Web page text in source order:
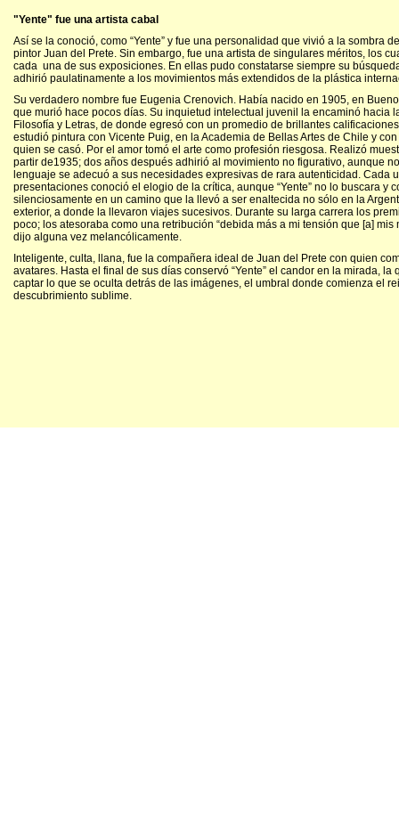
"Yente" fue una artista cabal
Así se la conoció, como “Yente” y fue una personalidad que vivió a la sombra
pintor Juan del Prete. Sin embargo, fue una artista de singulares méritos, los
cada una de sus exposiciones. En ellas pudo constatarse siempre su
adhirió paulatinamente a los movimientos más extendidos de la plástica
Su verdadero nombre fue Eugenia Crenovich. Había nacido en 1905, en
que murió hace pocos días. Su inquietud intelectual juvenil la encaminó hacia
Filosofía y Letras, de donde egresó con un promedio de brillantes
estudió pintura con Vicente Puig, en la Academia de Bellas Artes de Chile y
quien se casó. Por el amor tomó el arte como profesión riesgosa. Realizó
partir de1935; dos años después adhirió al movimiento no figurativo, aunque
lenguaje se adecuó a sus necesidades expresivas de rara autenticidad. Cada
presentaciones conoció el elogio de la crítica, aunque “Yente” no lo buscara y
silenciosamente en un camino que la llevó a ser enaltecida no sólo en la
exterior, a donde la llevaron viajes sucesivos. Durante su larga carrera los
poco; los atesoraba como una retribución “debida más a mi tensión que [a] mis
dijo alguna vez melancólicamente.
Inteligente, culta, llana, fue la compañera ideal de Juan del Prete con quien
avatares. Hasta el final de sus días conservó “Yente” el candor en la mirada, la
captar lo que se oculta detrás de las imágenes, el umbral donde comienza el
descubrimiento sublime.